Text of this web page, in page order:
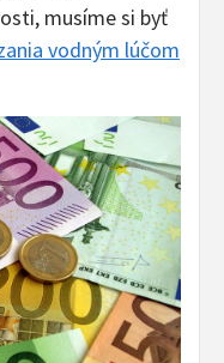
musíme si byť
vodným lúčom